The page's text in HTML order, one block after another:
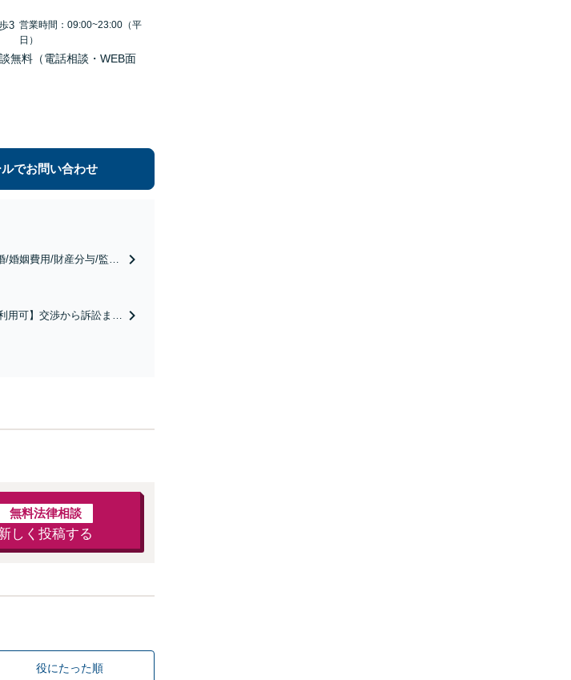
3 営業時間：09:00~23:00（平
日）
無料（電話相談・WEB面
ルでお問い合わせ
婚姻費用/財産分与/監護
用可】交渉から訴訟まで
無料法律相談
しく投稿する
役にたった順